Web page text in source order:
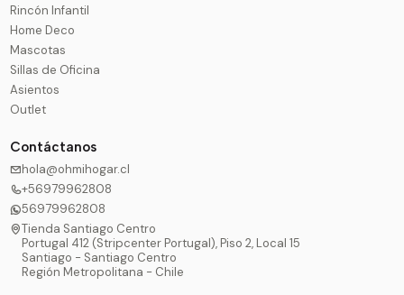
Rincón Infantil
Home Deco
Mascotas
Sillas de Oficina
Asientos
Outlet
Contáctanos
hola@ohmihogar.cl
+56979962808
56979962808
Tienda Santiago Centro
Portugal 412 (Stripcenter Portugal), Piso 2, Local 15
Santiago - Santiago Centro
Región Metropolitana - Chile